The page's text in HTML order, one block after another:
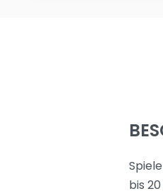
bis